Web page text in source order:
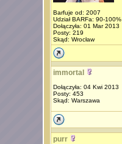
Barfuje od: 2007
Udział BARFa: 90-100%
Dołączyła: 01 Mar 2013
Posty: 219
Skąd: Wrocław
immortal
Dołączyła: 04 Kwi 2013
Posty: 453
Skąd: Warszawa
purr